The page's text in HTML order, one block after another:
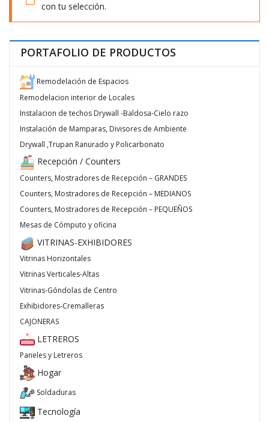
con tu selección.
PORTAFOLIO DE PRODUCTOS
Remodelación de Espacios
Remodelacion interior de Locales
Instalacion de techos Drywall -Baldosa-Cielo razo
Instalación de Mamparas, Divisores de Ambiente
Drywall ,Trupan Ranurado y Policarbonato
Recepción / Counters
Counters, Mostradores de Recepción – GRANDES
Counters, Mostradores de Recepción – MEDIANOS
Counters, Mostradores de Recepción – PEQUEÑOS
Mesas de Cómputo y oficina
VITRINAS-EXHIBIDORES
Vitrinas Horizontales
Vitrinas Verticales-Altas
Vitrinas-Góndolas de Centro
Exhibidores-Cremalleras
CAJONERAS
LETREROS
Paneles y Letreros
Hogar
Soldaduras
Tecnología